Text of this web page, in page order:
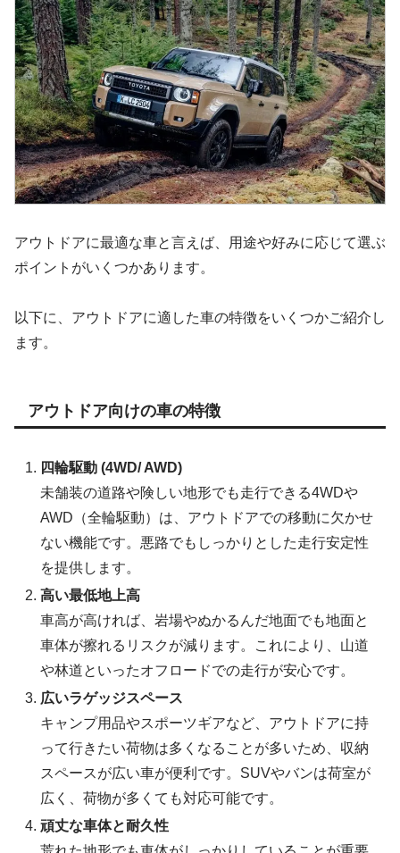
アウトドアに最適な車と言えば、用途や好みに応じて選ぶ
ポイントがいくつかあります。
以下に、アウトドアに適した車の特徴をいくつかご紹介し
ます。
アウトドア向けの車の特徴
四輪駆動 (4WD/ AWD)
未舗装の道路や険しい地形でも走行できる4WDや
AWD（全輪駆動）は、アウトドアでの移動に欠かせ
ない機能です。悪路でもしっかりとした走行安定性
を提供します。
高い最低地上高
車高が高ければ、岩場やぬかるんだ地面でも地面と
車体が擦れるリスクが減ります。これにより、山道
や林道といったオフロードでの走行が安心です。
広いラゲッジスペース
キャンプ用品やスポーツギアなど、アウトドアに持
って行きたい荷物は多くなることが多いため、収納
スペースが広い車が便利です。SUVやバンは荷室が
広く、荷物が多くても対応可能です。
頑丈な車体と耐久性